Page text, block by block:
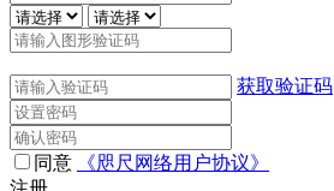
获取验证码
同意
《咫尺网络用户协议》